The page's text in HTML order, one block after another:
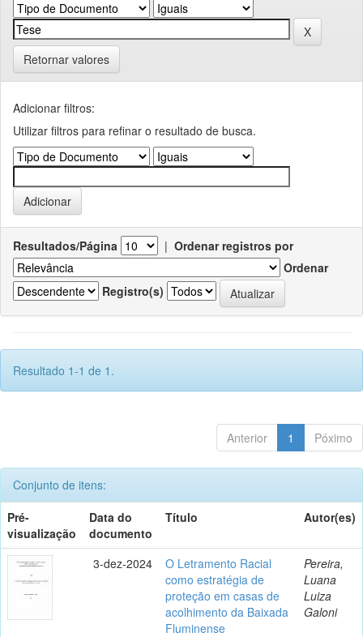
Retornar valores
Adicionar filtros:
Utilizar filtros para refinar o resultado de busca.
Resultados/Página | Ordenar registros por
Ordenar
Registro(s)
Resultado 1-1 de 1.
Anterior 1 Póximo
Conjunto de itens:
Pré-
visualização
Data do
documento
Título Autor(es)
3-dez-2024
O Letramento Racial
como estratégia de
proteção em casas de
acolhimento da Baixada
Fluminense
Pereira,
Luana
Luiza
Galoni